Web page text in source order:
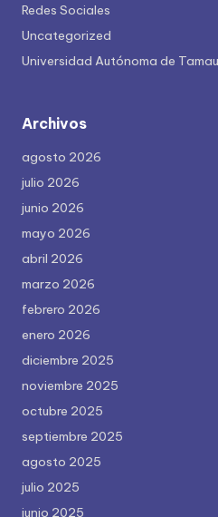
Redes Sociales
Uncategorized
Universidad Autónoma de
Archivos
agosto 2026
julio 2026
junio 2026
mayo 2026
abril 2026
marzo 2026
febrero 2026
enero 2026
diciembre 2025
noviembre 2025
octubre 2025
septiembre 2025
agosto 2025
julio 2025
junio 2025